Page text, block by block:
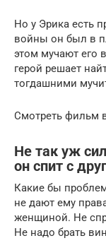
Но у Эрика есть
войны он был в
этом мучают его
герой решает
тогдашними
Смотреть фильм
Не так уж
он спит с
Какие бы
не дают ему
женщиной. Не
Не надо брать